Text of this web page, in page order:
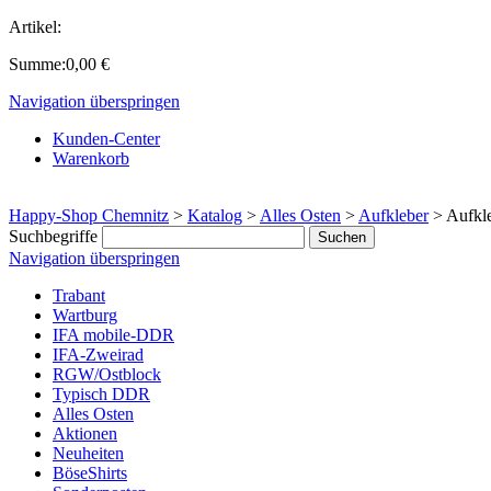
Artikel:
Summe:0,00 €
Navigation überspringen
Kunden-Center
Warenkorb
Happy-Shop Chemnitz > Katalog > Alles Osten > Aufkleber>
Suchbegriffe
Navigation überspringen
Trabant
Wartburg
IFA mobile-DDR
IFA-Zweirad
RGW/Ostblock
Typisch DDR
Alles Osten
Aktionen
Neuheiten
BöseShirts